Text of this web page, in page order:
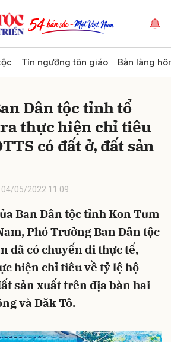
Tín ngưỡng tôn giáo Bản làng
Dân tộc tỉnh tổ
thực hiện chỉ tiêu
có đất ở, đất sản
04/05/2022 11:09
Ban Dân tộc tỉnh Kon Tum
Phó Trưởng Ban Dân tộc
đã có chuyến đi thực tế,
hiện chỉ tiêu về tỷ lệ hộ
sản xuất trên địa bàn hai
và Đăk Tô.